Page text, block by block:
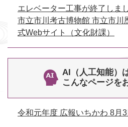
エレベーター工事が終了しま
市立市川考古博物館 市立市川
式Webサイト（文化財課）
AI（人工知能）
こんなページを
令和元年度 広報いちかわ 8月